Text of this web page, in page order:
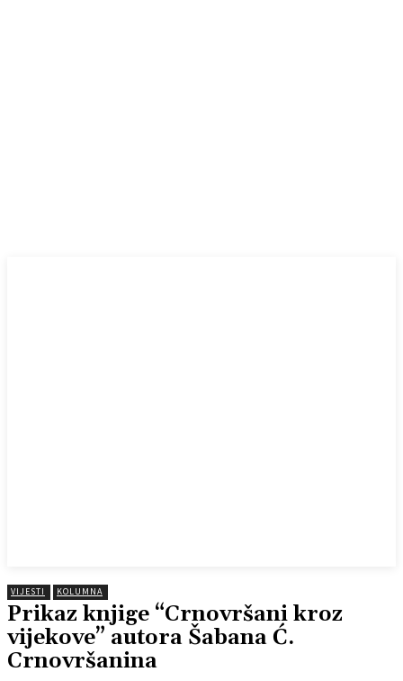
VIJESTI KOLUMNA
Prikaz knjige “Crnovršani kroz
vijekove” autora Šabana Ć.
Crnovršanina